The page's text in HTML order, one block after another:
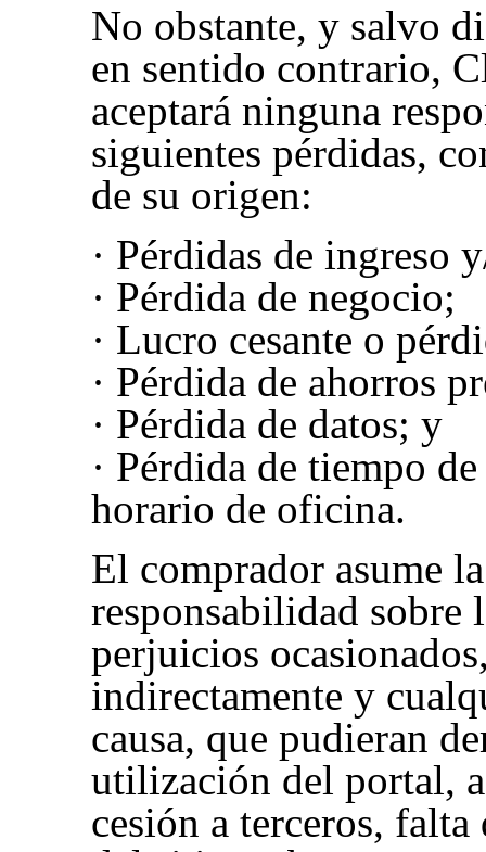
No obstante, y salvo
en sentido contrario,
aceptará ninguna
siguientes pérdidas,
de su origen:
· Pérdidas de ingreso
· Pérdida de negocio;
· Lucro cesante o
· Pérdida de ahorros
· Pérdida de datos; y
· Pérdida de tiempo
horario de oficina.
El comprador asume
responsabilidad sobre
perjuicios
indirectamente y
causa, que pudieran
utilización del portal,
cesión a terceros,